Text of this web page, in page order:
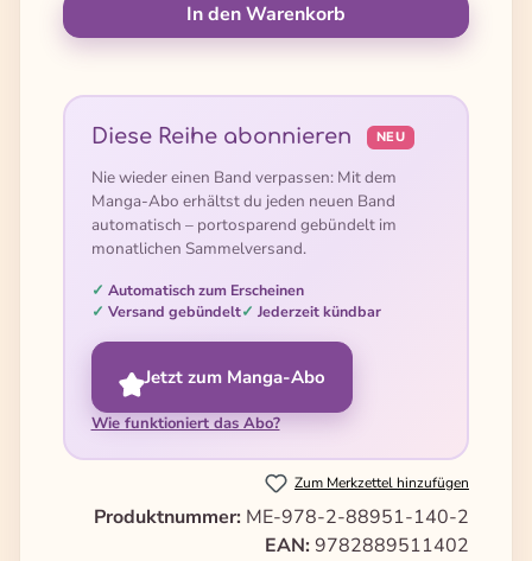
In den Warenkorb
Diese Reihe abonnieren NEU
Nie wieder einen Band verpassen: Mit dem
Manga-Abo erhältst du jeden neuen Band
automatisch – portosparend gebündelt im
monatlichen Sammelversand.
Automatisch zum Erscheinen
Versand gebündelt
Jederzeit kündbar
Jetzt zum Manga-Abo
Wie funktioniert das Abo?
Zum Merkzettel hinzufügen
Produktnummer: ME-978-2-88951-140-2
EAN: 9782889511402